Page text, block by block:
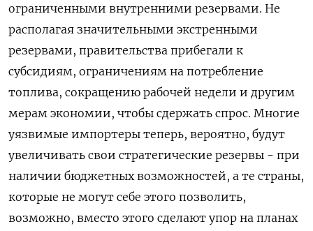
ограниченными внутренними резервами. Не
располагая значительными экстренными
резервами, правительства прибегали к
субсидиям, ограничениям на потребление
топлива, сокращению рабочей недели и другим
мерам экономии, чтобы сдержать спрос. Многие
уязвимые импортеры теперь, вероятно, будут
увеличивать свои стратегические резервы - при
наличии ​бюджетных возможностей, а те страны,
которые не могут себе этого позволить,
возможно, вместо этого сделают упор на планах